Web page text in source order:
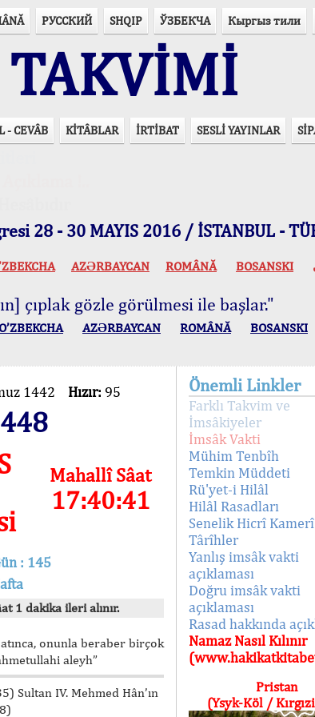
РУССКИЙ SHQIP ЎЗБЕКЧА Кыргыз тили
- CEVÂB KİTÂBLAR İRTİBAT SESLİ YAYINLAR
28 - 30 MAYIS 2016 / İSTANBUL -
AZӘRBAYCAN ROMÂNĂ BOSANSKI
çıplak gözle görülmesi ile başlar."
O’ZBEKCHA AZӘRBAYCAN ROMÂNĂ BOSANSKI
1442 Hızır: 95
Mahallî Sâat
17:40:41
: 145
1 dakika ileri alınır.
onunla beraber birçok
aleyh”
Sultan IV. Mehmed Hân’ın
Önemli Linkler
Farklı Takvim ve
İmsâkiyeler
İmsâk Vakti
Mühim Tenbîh
Temkin Müddeti
Rü'yet-i Hilâl
Hilâl Rasadları
Senelik Hicrî Kamerî
Târîhler
Yanlış imsâk vakti
açıklaması
Doğru imsâk vakti
açıklaması
Rasad hakkında
Namaz Nasıl Kılınır
Pristan
(Ysyk-Köl /